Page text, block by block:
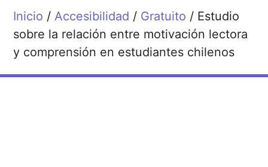
Inicio /Accesibilidad / Gratuito / Estudio
sobre la relación entre motivación lectora
y comprensión en estudiantes chilenos